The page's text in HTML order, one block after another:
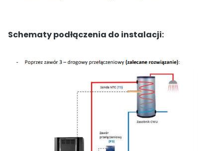
Schematy podłączenia do instalacji: